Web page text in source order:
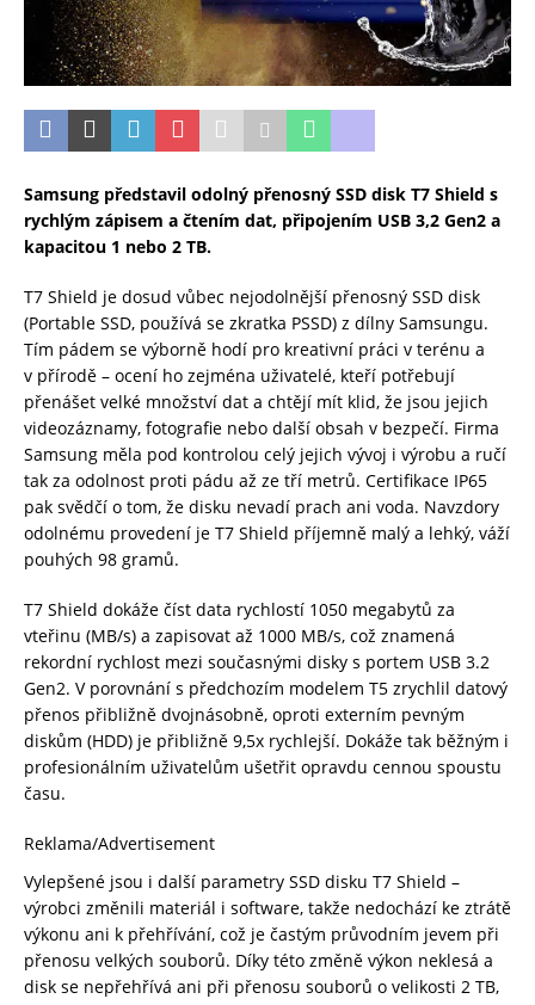
Samsung představil odolný přenosný SSD disk T7 Shield s
rychlým zápisem a čtením dat, připojením USB 3,2 Gen2 a
kapacitou 1 nebo 2 TB.
T7 Shield je dosud vůbec nejodolnější přenosný SSD disk
(Portable SSD, používá se zkratka PSSD) z dílny Samsungu.
Tím pádem se výborně hodí pro kreativní práci v terénu a
v přírodě – ocení ho zejména uživatelé, kteří potřebují
přenášet velké množství dat a chtějí mít klid, že jsou jejich
videozáznamy, fotografie nebo další obsah v bezpečí. Firma
Samsung měla pod kontrolou celý jejich vývoj i výrobu a ručí
tak za odolnost proti pádu až ze tří metrů. Certifikace IP65
pak svědčí o tom, že disku nevadí prach ani voda. Navzdory
odolnému provedení je T7 Shield příjemně malý a lehký, váží
pouhých 98 gramů.
T7 Shield dokáže číst data rychlostí 1050 megabytů za
vteřinu (MB/s) a zapisovat až 1000 MB/s, což znamená
rekordní rychlost mezi současnými disky s portem USB 3.2
Gen2. V porovnání s předchozím modelem T5 zrychlil datový
přenos přibližně dvojnásobně, oproti externím pevným
diskům (HDD) je přibližně 9,5x rychlejší. Dokáže tak běžným i
profesionálním uživatelům ušetřit opravdu cennou spoustu
času.
Reklama/Advertisement
Vylepšené jsou i další parametry SSD disku T7 Shield –
výrobci změnili materiál i software, takže nedochází ke ztrátě
výkonu ani k přehřívání, což je častým průvodním jevem při
přenosu velkých souborů. Díky této změně výkon neklesá a
disk se nepřehřívá ani při přenosu souborů o velikosti 2 TB,